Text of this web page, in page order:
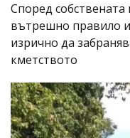
Според
вътрешно правило
изрично да
кметството